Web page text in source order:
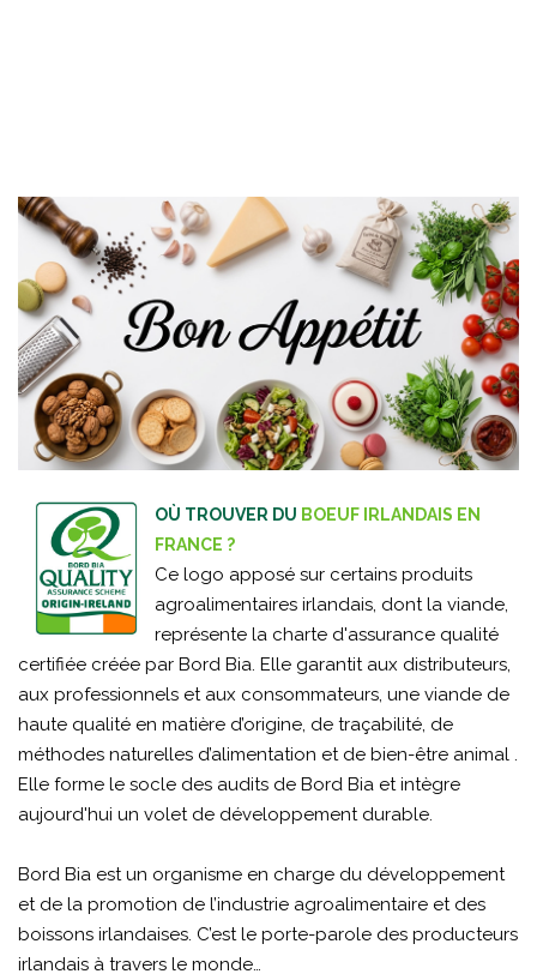
OÙ TROUVER DU BOEUF IRLANDAIS EN
FRANCE ?
Ce logo apposé sur certains produits
agroalimentaires irlandais, dont la viande,
représente la charte d'assurance qualité
certifiée créée par Bord Bia. Elle garantit aux distributeurs,
aux professionnels et aux consommateurs, une viande de
haute qualité en matière d’origine, de traçabilité, de
méthodes naturelles d’alimentation et de bien-être animal .
Elle forme le socle des audits de Bord Bia et intègre
aujourd'hui un volet de développement durable.
Bord Bia est un organisme en charge du développement
et de la promotion de l’industrie agroalimentaire et des
boissons irlandaises. C’est le porte-parole des producteurs
irlandais à travers le monde…